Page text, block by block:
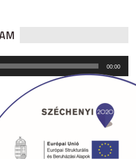
00:00
Minden jog fenntartva. •